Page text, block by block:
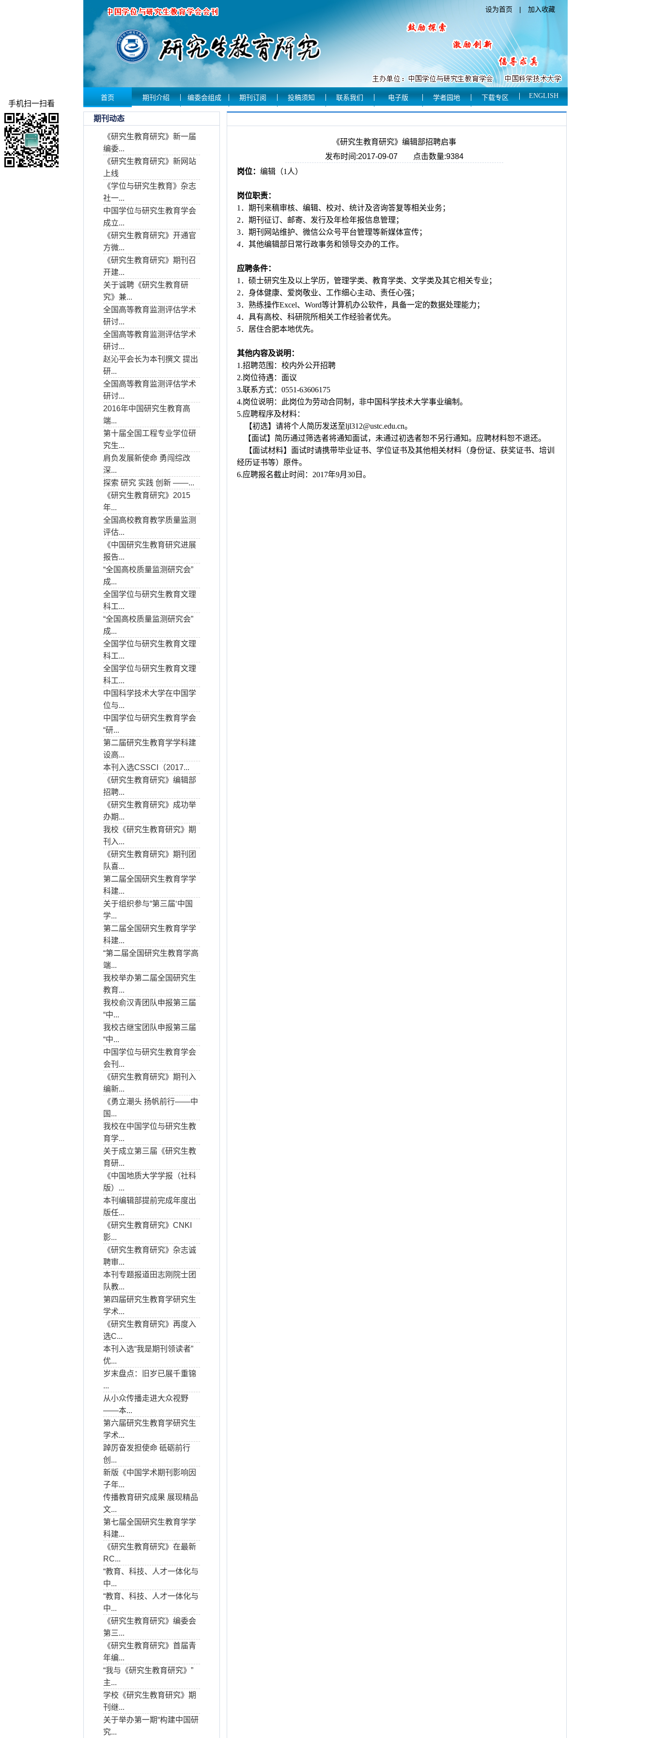
设为首页 | 加入收藏
首页 期刊介绍 编委会组成 期刊订阅 投稿须知 联系我们 电子版 学者园地 下载专区 ENGLISH
期刊动态
《研究生教育研究》新一届
编委...
《研究生教育研究》新网站
上线
《学位与研究生教育》杂志
社一...
中国学位与研究生教育学会
成立...
《研究生教育研究》开通官
方微...
《研究生教育研究》期刊召
开建...
关于诚聘《研究生教育研
究》兼...
全国高等教育监测评估学术
研讨...
全国高等教育监测评估学术
研讨...
赵沁平会长为本刊撰文 提出
研...
全国高等教育监测评估学术
研讨...
2016年中国研究生教育高
端...
第十届全国工程专业学位研
究生...
肩负发展新使命 勇闯综改
深...
探索 研究 实践 创新 ——...
《研究生教育研究》2015
年...
全国高校教育教学质量监测
评估...
《中国研究生教育研究进展
报告...
“全国高校质量监测研究会”
成...
全国学位与研究生教育文理
科工...
“全国高校质量监测研究会”
成...
全国学位与研究生教育文理
科工...
全国学位与研究生教育文理
科工...
中国科学技术大学在中国学
位与...
中国学位与研究生教育学会
“研...
第二届研究生教育学学科建
设高...
本刊入选CSSCI（2017...
《研究生教育研究》编辑部
招聘...
《研究生教育研究》成功举
办期...
我校《研究生教育研究》期
刊入...
《研究生教育研究》期刊团
队喜...
第二届全国研究生教育学学
科建...
关于组织参与“第三届‘中国
学...
第二届全国研究生教育学学
科建...
“第二届全国研究生教育学高
端...
我校举办第二届全国研究生
教育...
我校俞汉青团队申报第三届
“中...
我校古继宝团队申报第三届
“中...
中国学位与研究生教育学会
会刊...
《研究生教育研究》期刊入
编新...
《勇立潮头 扬帆前行——中
国...
我校在中国学位与研究生教
育学...
关于成立第三届《研究生教
育研...
《中国地质大学学报（社科
版）...
本刊编辑部提前完成年度出
版任...
《研究生教育研究》CNKI
影...
《研究生教育研究》杂志诚
聘审...
本刊专题报道田志刚院士团
队教...
第四届研究生教育学研究生
学术...
《研究生教育研究》再度入
选C...
本刊入选“我是期刊领读者”
优...
岁末盘点：旧岁已展千重锦
...
从小众传播走进大众视野
——本...
第六届研究生教育学研究生
学术...
踔厉奋发担使命 砥砺前行
创...
新版《中国学术期刊影响因
子年...
传播教育研究成果 展现精品
文...
第七届全国研究生教育学学
科建...
《研究生教育研究》在最新
RC...
“教育、科技、人才一体化与
中...
“教育、科技、人才一体化与
中...
《研究生教育研究》编委会
第三...
《研究生教育研究》首届青
年编...
“我与《研究生教育研究》”
主...
学校《研究生教育研究》期
刊继...
关于举办第一期“构建中国研
究...
《研究生教育研究》编辑部招聘启事
发布时间:2017-09-07 点击数量:9384
岗位： 编辑（1人）
岗位职责：
1 ．期刊来稿审核、编辑、校对、统计及咨询答复等相关业务；
2．期刊征订、邮寄、发行及年检年报信息管理；
3．期刊网站维护、微信公众号平台管理等新媒体宣传；
4．其他编辑部日常行政事务和领导交办的工作。
应聘条件：
1 ．硕士研究生及以上学历，管理学类、教育学类、文学类及其它相关专业；
2．身体健康、爱岗敬业、工作细心主动、责任心强；
3．熟练操作Excel、 Word等计算机办公软件，具备一定的数据处理能力；
4．具有高校、科研院所相关工作经验者优先。
5．居住合肥本地优先。
其他内容及说明：
1.招聘范围：校内外公开招聘
2.岗位待遇：面议
3.联系方式： 0551-63606175
4.岗位说明：此岗位为劳动合同制，非中国科学技术大学事业编制。
5.应聘程序及材料：
【初选】请将个人简历发送至ljl312@ustc.edu.cn。
【面试】简历通过筛选者将通知面试，未通过初选者恕不另行通知。应聘材料恕不退还。
【面试材料】面试时请携带毕业证书、学位证书及其他相关材料（身份证、获奖证书、培训
经历证书等）原件。
6.应聘报名截止时间： 2017年9月 30 日。
手机扫一扫看